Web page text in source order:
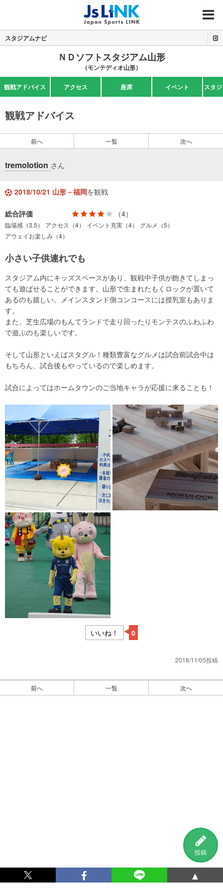
MENU
投稿
スタジアムナビ
ＮＤソフトスタジアム山形
（モンテディオ山形）
観戦アドバイス アクセス 座席 イベント スタ
観戦アドバイス
前へ 一覧 次へ
tremolotion さん
2018/10/21 山形－福岡を観戦
総合評価 （4）
臨場感（3.5） アクセス（4） イベント充実（4）
グルメ（5）
アウェイお楽しみ（4）
小さい子供連れでも
スタジアム内にキッズスペースがあり、観戦中子供が飽きてしまっ
ても遊ばせることができます。山形で生まれたもくロックが置いて
あるのも嬉しい。メインスタンド側コンコースには授乳室もありま
す。
また、芝生広場のもんてランドで走り回ったりモンテスのふわふわ
で遊ぶのも楽しいです。
そして山形といえばスタグル！種類豊富なグルメは試合前試合中は
もちろん、試合後もやっているので楽しめます。
試合によってはホームタウンのご当地キャラが応援に来ることも！
いいね！ 0
2018/11/05投稿
前へ 一覧 次へ
▲